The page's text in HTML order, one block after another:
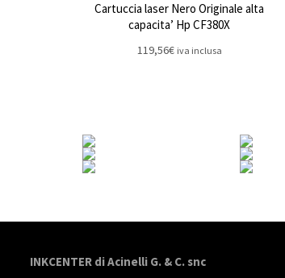
Cartuccia laser Nero Originale alta
capacita’ Hp CF380X
119,56€ iva inclusa
INKCENTER di Acinelli G. & C. snc